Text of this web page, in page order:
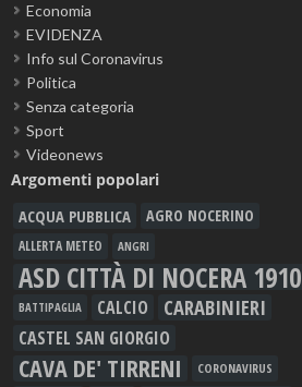
Economia
EVIDENZA
Info sul Coronavirus
Politica
Senza categoria
Sport
Videonews
Argomenti popolari
ACQUA PUBBLICA AGRO NOCERINO
ALLERTA METEO ANGRI
ASD CITTÀ DI NOCERA 1910
BATTIPAGLIA CALCIO CARABINIERI
CASTEL SAN GIORGIO
CAVA DE' TIRRENI CORONAVIRUS